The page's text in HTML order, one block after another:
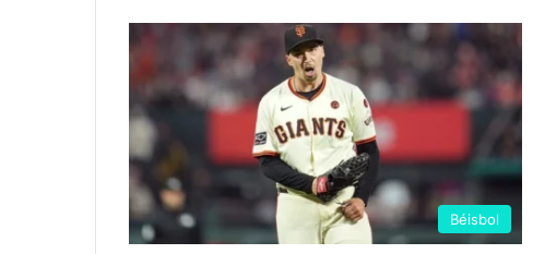
Béisbol